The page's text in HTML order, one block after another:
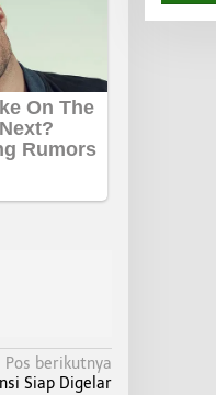
Pos berikutnya
Siap Digelar